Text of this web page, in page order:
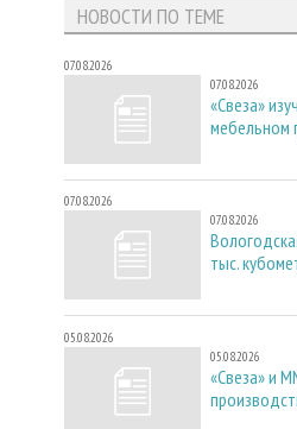
НОВОСТИ ПО ТЕМЕ
07.08.2026
07.08.2026
«Свеза»
мебельном
07.08.2026
07.08.2026
тыс.
05.08.2026
05.08.2026
«Свеза» и